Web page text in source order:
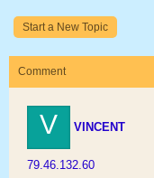
Start a New Topic
Comment
V VINCENT
79.46.132.60